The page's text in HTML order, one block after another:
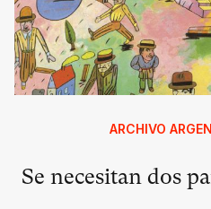
ARCHIVO
Se necesitan dos